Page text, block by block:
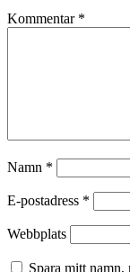
Kommentar *
Namn *
E-postadress *
Webbplats
Spara mitt namn,